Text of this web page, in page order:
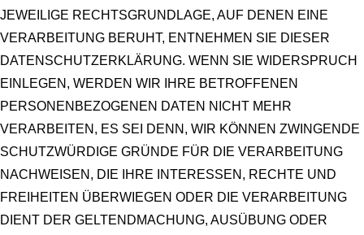
JEWEILIGE RECHTSGRUNDLAGE, AUF DENEN EINE
VERARBEITUNG BERUHT, ENTNEHMEN SIE DIESER
DATENSCHUTZERKLÄRUNG. WENN SIE WIDERSPRUCH
EINLEGEN, WERDEN WIR IHRE BETROFFENEN
PERSONENBEZOGENEN DATEN NICHT MEHR
VERARBEITEN, ES SEI DENN, WIR KÖNNEN ZWINGENDE
SCHUTZWÜRDIGE GRÜNDE FÜR DIE VERARBEITUNG
NACHWEISEN, DIE IHRE INTERESSEN, RECHTE UND
FREIHEITEN ÜBERWIEGEN ODER DIE VERARBEITUNG
DIENT DER GELTENDMACHUNG, AUSÜBUNG ODER